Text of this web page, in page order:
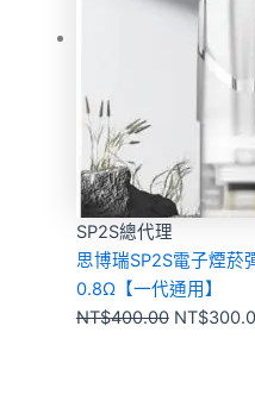
SP2S總代理
思博瑞SP2S電子煙
0.8Ω【一代通用】
NT$400.00 NT$